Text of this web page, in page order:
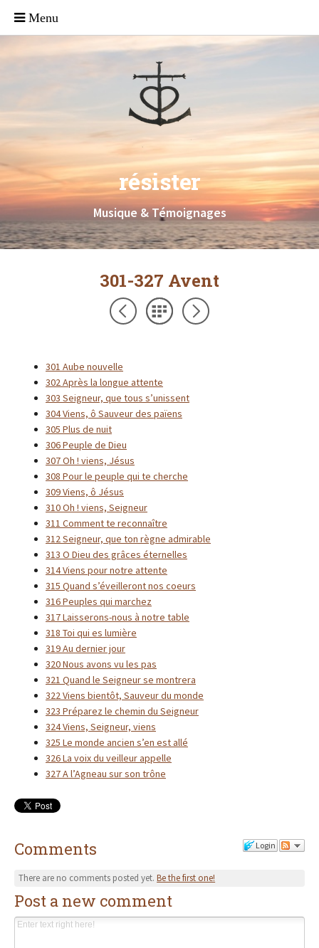
résister
Musique & Témoignages
301-327 Avent
301 Aube nouvelle
302 Après la longue attente
303 Seigneur, que tous s’unissent
304 Viens, ô Sauveur des païens
305 Plus de nuit
306 Peuple de Dieu
307 Oh ! viens, Jésus
308 Pour le peuple qui te cherche
309 Viens, ô Jésus
310 Oh ! viens, Seigneur
311 Comment te reconnaître
312 Seigneur, que ton règne admirable
313 O Dieu des grâces éternelles
314 Viens pour notre attente
315 Quand s’éveilleront nos coeurs
316 Peuples qui marchez
317 Laisserons-nous à notre table
318 Toi qui es lumière
319 Au dernier jour
320 Nous avons vu les pas
321 Quand le Seigneur se montrera
322 Viens bientôt, Sauveur du monde
323 Préparez le chemin du Seigneur
324 Viens, Seigneur, viens
325 Le monde ancien s’en est allé
326 La voix du veilleur appelle
327 A l’Agneau sur son trône
Login
Comments
There are no comments posted yet.Be the first one!
Post a new comment